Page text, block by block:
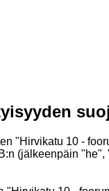
"Hirvikatu 10 -
(jälkeenpäin